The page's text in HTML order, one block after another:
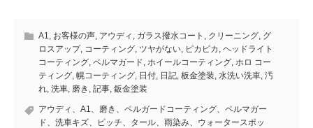
A1 お客様の声 アウディ ガラス撥水コート クリーニング グ
ロスアップ, コーティング ツヤがない ピカピカ ヘッドライト
コーティング ペルマガード ホイールコーティング ホロ コー
ティング 幌コーティング 日付 日記 板金塗装 水洗い洗車 汚
れ 洗車 磨き 記事 鈑金塗装
アウディ、A1、磨き、ペルガードコーティング、ペルマガー
ド、洗車キズ、ピッチ、タール、雨染み、ウォータースポッ